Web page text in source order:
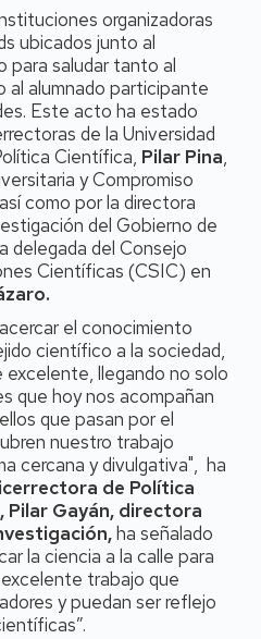
organizadoras
ubicados junto al
para saludar tanto al
alumnado participante
Este acto ha estado
de la Universidad
Científica, Pilar Pina,
y Compromiso
así como por la directora
del Gobierno de
delegada del Consejo
Científicas (CSIC) en
el conocimiento
científico a la sociedad,
llegando no solo
que hoy nos acompañan
que pasan por el
nuestro trabajo
cercana y divulgativa", ha
de Política
, Pilar Gayán, directora
ha señalado
la ciencia a la calle para
trabajo que
y puedan ser reflejo